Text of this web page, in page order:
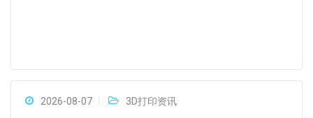
2026-08-07 3D打印资讯